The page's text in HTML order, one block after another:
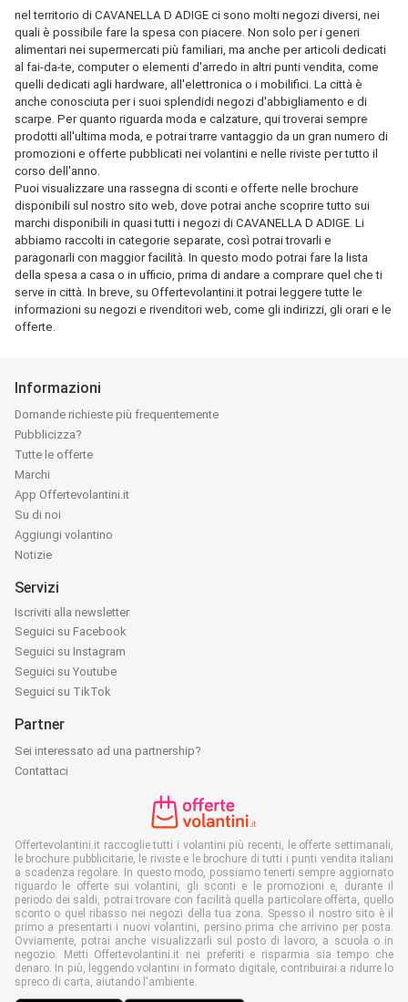
nel territorio di CAVANELLA D ADIGE ci sono molti negozi diversi, nei
quali è possibile fare la spesa con piacere. Non solo per i generi
alimentari nei supermercati più familiari, ma anche per articoli dedicati
al fai-da-te, computer o elementi d'arredo in altri punti vendita, come
quelli dedicati agli hardware, all'elettronica o i mobilifici. La città è
anche conosciuta per i suoi splendidi negozi d'abbigliamento e di
scarpe. Per quanto riguarda moda e calzature, qui troverai sempre
prodotti all'ultima moda, e potrai trarre vantaggio da un gran numero di
promozioni e offerte pubblicati nei volantini e nelle riviste per tutto il
corso dell'anno.
Puoi visualizzare una rassegna di sconti e offerte nelle brochure
disponibili sul nostro sito web, dove potrai anche scoprire tutto sui
marchi disponibili in quasi tutti i negozi di CAVANELLA D ADIGE. Li
abbiamo raccolti in categorie separate, così potrai trovarli e
paragonarli con maggior facilità. In questo modo potrai fare la lista
della spesa a casa o in ufficio, prima di andare a comprare quel che ti
serve in città. In breve, su Offertevolantini.it potrai leggere tutte le
informazioni su negozi e rivenditori web, come gli indirizzi, gli orari e le
offerte.
Informazioni
Domande richieste più frequentemente
Pubblicizza?
Tutte le offerte
Marchi
App Offertevolantini.it
Su di noi
Aggiungi volantino
Notizie
Servizi
Iscriviti alla newsletter
Seguici su Facebook
Seguici su Instagram
Seguici su Youtube
Seguici su TikTok
Partner
Sei interessato ad una partnership?
Contattaci
Offertevolantini.it raccoglie tutti i volantini più recenti, le offerte settimanali,
le brochure pubblicitarie, le riviste e le brochure di tutti i punti vendita italiani
a scadenza regolare. In questo modo, possiamo tenerti sempre aggiornato
riguardo le offerte sui volantini, gli sconti e le promozioni e, durante il
periodo dei saldi, potrai trovare con facilità quella particolare offerta, quello
sconto o quel ribasso nei negozi della tua zona. Spesso il nostro sito è il
primo a presentarti i nuovi volantini, persino prima che arrivino per posta.
Ovviamente, potrai anche visualizzarli sul posto di lavoro, a scuola o in
negozio. Metti Offertevolantini.it nei preferiti e risparmia sia tempo che
denaro. In più, leggendo volantini in formato digitale, contribuirai a ridurre lo
spreco di carta, aiutando l'ambiente.